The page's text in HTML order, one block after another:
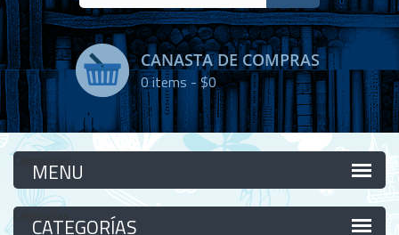
CANASTA DE COMPRAS
0items -$0
Categorías
Categorías